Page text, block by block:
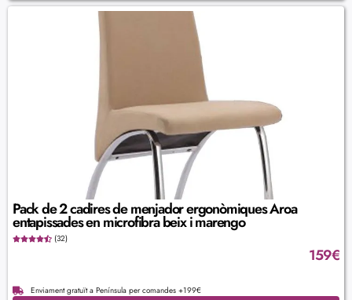
Pack de 2 cadires de menjador ergonòmiques Aroa
entapissades en microfibra beix i marengo
(32)
159€
Enviament gratuït a Península per comandes +199€